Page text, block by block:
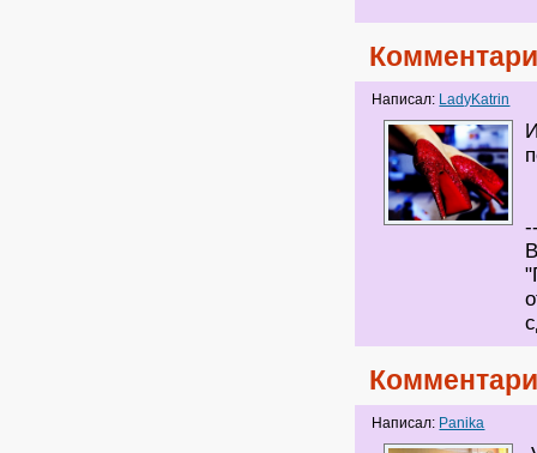
Написал: LadyKatrin
Написал: Panika